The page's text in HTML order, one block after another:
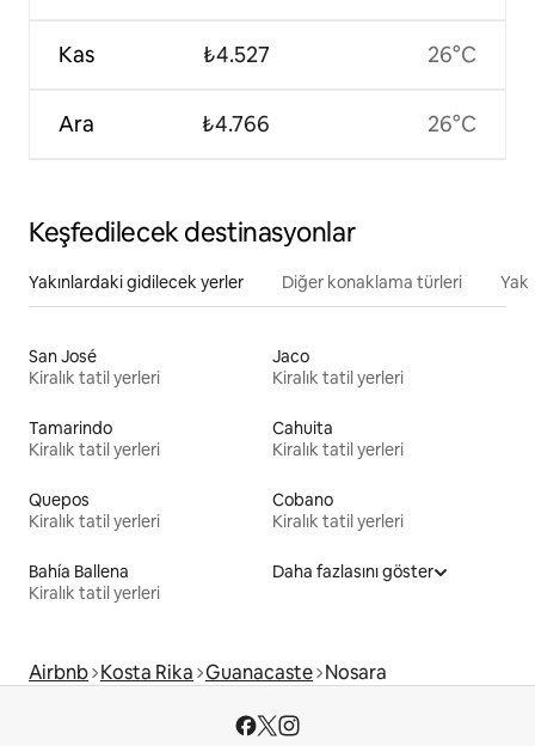
Kas
Ara
₺4.527
₺4.766
26°C
26°C
Keşfedilecek destinasyonlar
Yakınlardaki gidilecek yerler Diğer konaklama türleri
San José
Kiralık tatil yerleri
Jaco
Kiralık tatil yerleri
Tamarindo
Kiralık tatil yerleri
Cahuita
Kiralık tatil yerleri
Quepos
Kiralık tatil yerleri
Cobano
Kiralık tatil yerleri
Bahía Ballena
Kiralık tatil yerleri
Daha fazlasını göster
Airbnb Kosta Rika Guanacaste Nosara